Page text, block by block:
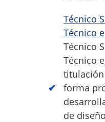
Técnico
Técnico
Técnico
Técnico
forma
de